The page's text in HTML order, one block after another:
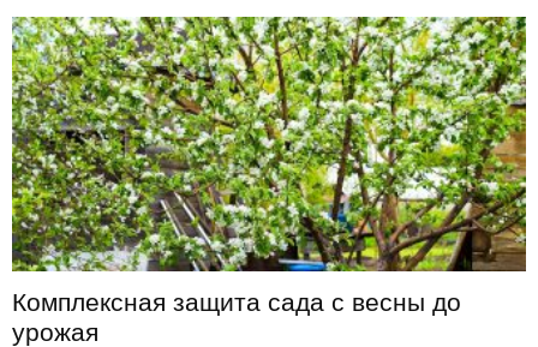
Комплексная защита сада с весны до
урожая